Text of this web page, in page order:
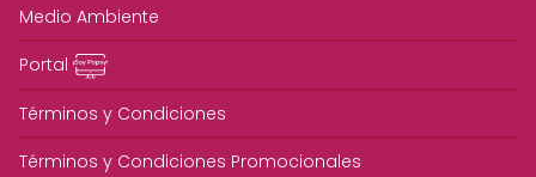
Medio Ambiente
Portal
Términos y Condiciones
Términos y Condiciones Promocionales